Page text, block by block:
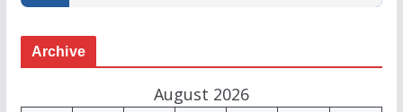
Archive
August 2026